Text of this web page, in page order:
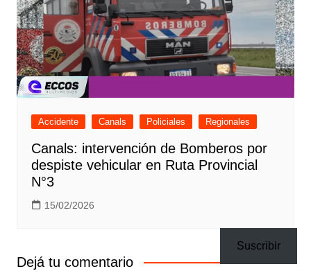
Accidente Canals Policiales Regionales
Canals: intervención de Bomberos por
despiste vehicular en Ruta Provincial
N°3
15/02/2026
Dejá tu comentario
Suscribir